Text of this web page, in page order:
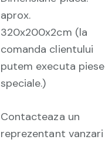
aprox.
320x200x2cm (la
comanda clientului
putem executa piese
speciale.)
Contacteaza un
reprezentant vanzari